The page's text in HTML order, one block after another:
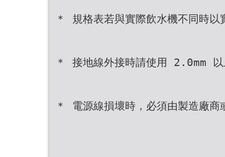
＊ 規格表若與實際飲水機不同時以
＊ 接地線外接時請使用 2.0mm
＊ 電源線損壞時，必須由製造廠